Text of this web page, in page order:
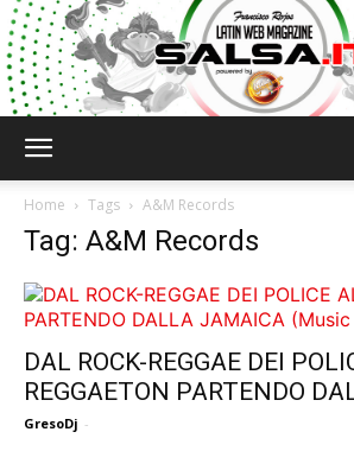
Home Tags A&M Records
Tag: A&M Records
DAL ROCK-REGGAE DEI
REGGAETON PARTENDO
GresoDj -